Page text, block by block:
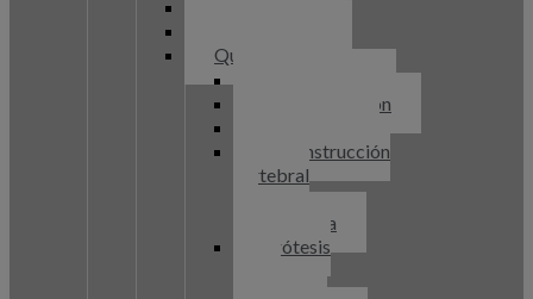
Quirúrgicos
Descompresión
Reconstrucción
vertebral
postfractura
Prótesis